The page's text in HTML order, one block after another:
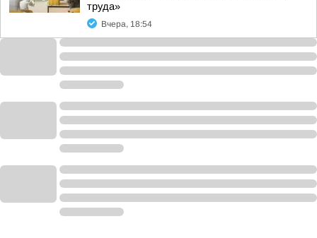
труда»
Вчера, 18:54